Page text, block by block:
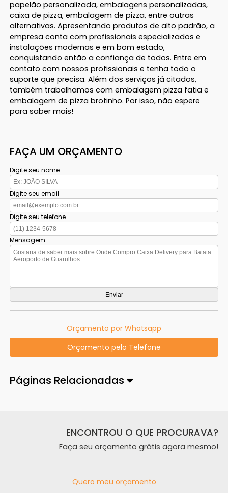
papelão personalizada, embalagens personalizadas,
caixa de pizza, embalagem de pizza, entre outras
alternativas. Apresentando produtos de alto padrão, a
empresa conta com profissionais especializados e
instalações modernas e em bom estado,
conquistando então a confiança de todos. Entre em
contato com nossos profissionais e tenha todo o
suporte que precisa. Além dos serviços já citados,
também trabalhamos com embalagem pizza fatia e
embalagem de pizza brotinho. Por isso, não espere
para saber mais!
FAÇA UM ORÇAMENTO
Digite seu nome
Digite seu email
Digite seu telefone
Mensagem
Orçamento por Whatsapp
Orçamento pelo Telefone
Páginas Relacionadas
ENCONTROU O QUE PROCURAVA?
Faça seu orçamento grátis agora mesmo!
Quero meu orçamento